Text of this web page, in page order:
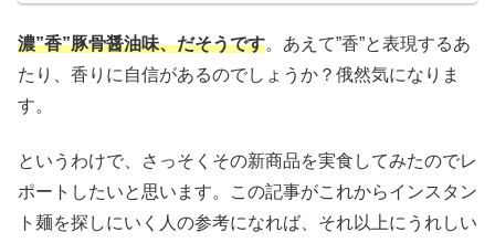
濃”香”豚骨醤油味、だそうです。あえて”香”と表現するあ
たり、香りに自信があるのでしょうか？俄然気になりま
す。
というわけで、さっそくその新商品を実食してみたのでレ
ポートしたいと思います。この記事がこれからインスタン
ト麺を探しにいく人の参考になれば、それ以上にうれしい